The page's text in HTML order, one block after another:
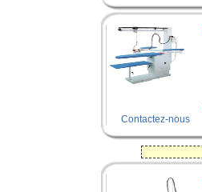
Contactez-nous